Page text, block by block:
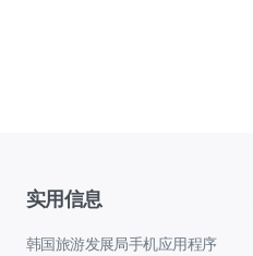
实用信息
韩国旅游发展局手机应用程序